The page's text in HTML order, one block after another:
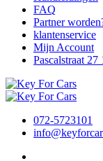
FAQ
Partner
klantenservice
Mijn Account
Pascalstraat
072-5723101